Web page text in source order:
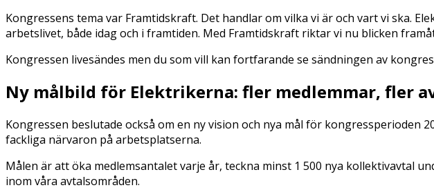
Kongressens tema var Framtidskraft. Det handlar om vilka vi är och vart vi ska.
arbetslivet, både idag och i framtiden. Med Framtidskraft riktar vi nu blicken
Kongressen livesändes men du som vill kan fortfarande se sändningen av
Ny målbild för Elektrikerna: fler medlemmar, fler
Kongressen beslutade också om en ny vision och nya mål för kongressperioden
fackliga närvaron på arbetsplatserna.
Målen är att öka medlemsantalet varje år, teckna minst 1 500 nya kollektivavtal
inom våra avtalsområden.